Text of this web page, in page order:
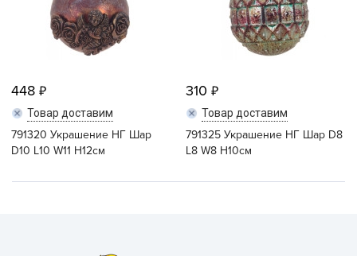
448
Товар доставим
791320 Украшение НГ Шар
D10 L10 W11 H12см
310
Товар доставим
791325 Украшение НГ Шар D8
L8 W8 H10см